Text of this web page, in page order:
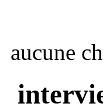
aucune